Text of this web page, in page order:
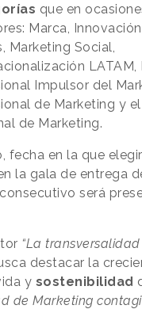
que en
Marca,
Marketing Social,
LATAM,
Impulsor del
de Marketing y
de Marketing.
fecha en la que
la gala de entrega
será
“La
destacar la
y sostenibilidad
de Marketing